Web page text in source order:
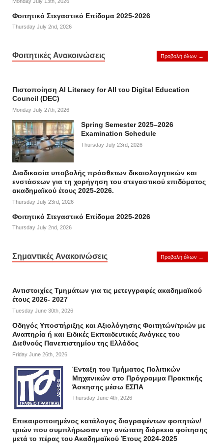
Φοιτητικό Στεγαστικό Επίδομα 2025-2026
Thursday July 2nd, 2026
Φοιτητικές Ανακοινώσεις Προβολή όλων →
Πιστοποίηση AI Literacy for All του Digital Education
Council (DEC)
Monday July 27th, 2026
Spring Semester 2025–2026
Examination Schedule
Thursday July 23rd, 2026
Διαδικασία υποβολής πρόσθετων δικαιολογητικών και
ενστάσεων για τη χορήγηση του στεγαστικού επιδόματος
ακαδημαϊκού έτους 2025-2026.
Thursday July 23rd, 2026
Φοιτητικό Στεγαστικό Επίδομα 2025-2026
Thursday July 2nd, 2026
Σημαντικές Ανακοινώσεις Προβολή όλων →
Αντιστοιχίες Τμημάτων για τις μετεγγραφές ακαδημαϊκού
έτους 2026- 2027
Tuesday June 30th, 2026
Οδηγός Υποστήριξης και Αξιολόγησης Φοιτητών/τριών με
Αναπηρία ή και Ειδικές Εκπαιδευτικές Ανάγκες του
Διεθνούς Πανεπιστημίου της Ελλάδος
Friday June 26th, 2026
Ένταξη του Τμήματος Πολιτικών
Μηχανικών στο Πρόγραμμα Πρακτικής
Άσκησης μέσω ΕΣΠΑ
Thursday June 4th, 2026
Επικαιροποιημένος κατάλογος διαγραφέντων φοιτητών/
τριών που συμπλήρωσαν την ανώτατη διάρκεια φοίτησης
μετά το πέρας του Ακαδημαϊκού Έτους 2024-2025